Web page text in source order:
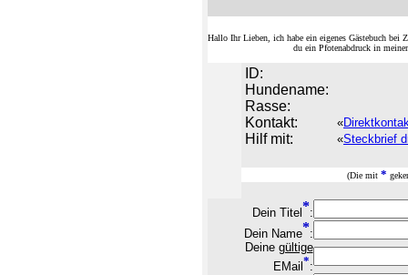
Hallo Ihr Lieben, ich habe ein eigenes Gästebuch bei
du ein Pfotenabdruck in
ID:
Hundename:
Rasse:
Kontakt:
«
Hilf mit: «Steckbrief
(Die mit *
Dein Titel *:
Dein Name*:
Deine gültige
EMail *: